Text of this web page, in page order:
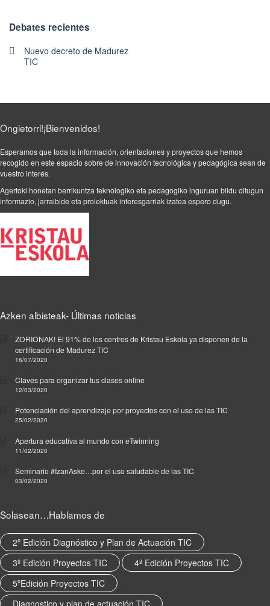
Debates recientes
Nuevo decreto de Madurez
TIC
Ongietorri!¡Bienvenidos!
Esperamos que toda la información, orientaciones y proyectos que hemos
recogido en este espacio sobre de innovación tecnológica y pedagógica sean de
vuestro interés.
Agertoki honetan berrikuntza teknologiko eta pedagogiko inguruan bildu ditugun
informazio, jarraibide eta proiektuak interesgarriak izatea espero dugu.
Azken albisteak- Últimas noticias
ZORIONAK! El 91% de los centros de Kristau Eskola ya disponen de la
certificación de Madurez TIC
16/07/2020
Claves para organizar tus clases online
12/03/2020
Potenciación del aprendizaje por proyectos con el uso de las TIC
25/02/2020
Apertura educativa al mundo con eTwinning
11/02/2020
Seminario #IzanAske…por el uso saludable de las TIC
03/02/2020
Solasean…Hablamos de
2º Edición Diagnóstico y Plan de Actuación TIC
3º Edición Proyectos TIC
4ª Edición Proyectos TIC
5ºEdición Proyectos TIC